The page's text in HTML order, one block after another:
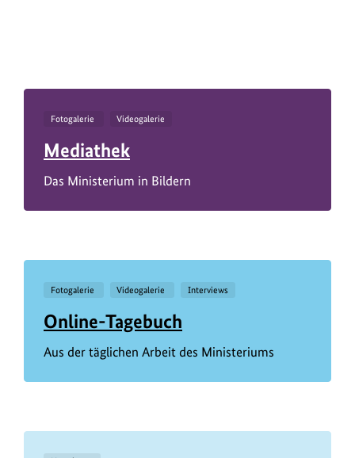
Fotogalerie Videogalerie
Mediathek
Das Ministerium in Bildern
Fotogalerie Videogalerie Interviews
Online-Tagebuch
Aus der täglichen Arbeit des Ministeriums